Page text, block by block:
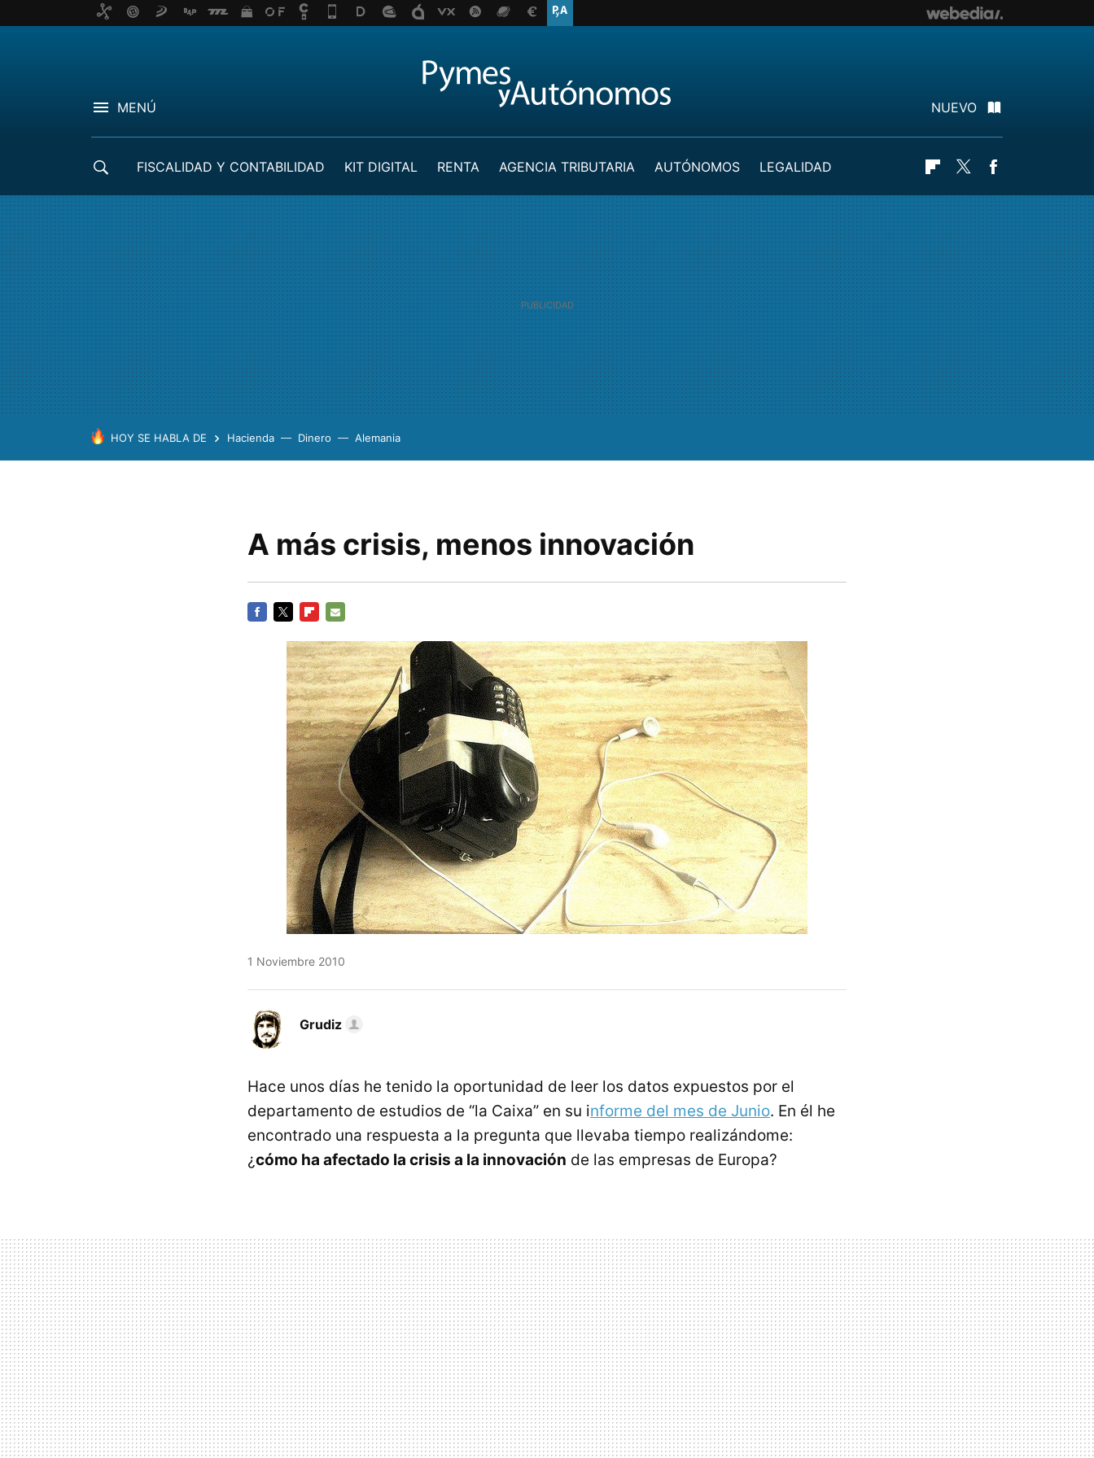
MENÚ NUEVO
FISCALIDAD Y CONTABILIDAD KIT DIGITAL RENTA AGENCIA TRIBUTARIA AUTÓNOMOS
LEGALIDAD
Flipboard
Twitter
HOY SE HABLA DE Hacienda Dinero Alemania
A más crisis, menos innovación
MAIL
1 Noviembre 2010
Grudiz
Hace unos días he tenido la oportunidad de leer los datos expuestos por el
departamento de estudios de “la Caixa” en su informe del mes de Junio. En él he
encontrado una respuesta a la pregunta que llevaba tiempo realizándome:
¿cómo ha afectado la crisis a la innovación de las empresas de Europa?